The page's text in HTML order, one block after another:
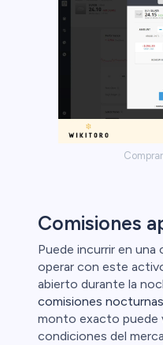
Comisiones
Puede incurrir en
operar con este
abierto durante la
comisiones
monto exacto puede
condiciones del